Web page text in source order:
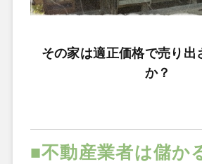
その家は適正価格で売り出
か？
■不動産業者は儲か